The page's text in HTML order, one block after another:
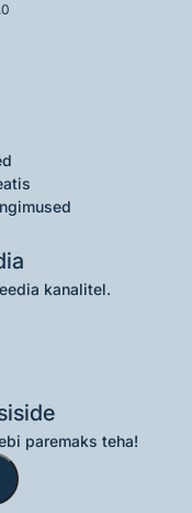
kanalitel.
paremaks teha!